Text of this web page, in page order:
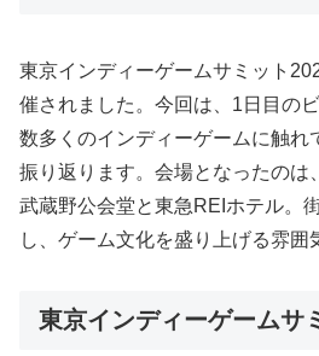
東京インディーゲームサミット
催されました。今回は、1日目の
数多くのインディーゲームに触れ
振り返ります。会場となったのは
武蔵野公会堂と東急REIホテル。
し、ゲーム文化を盛り上げる雰囲
東京インディーゲームサ